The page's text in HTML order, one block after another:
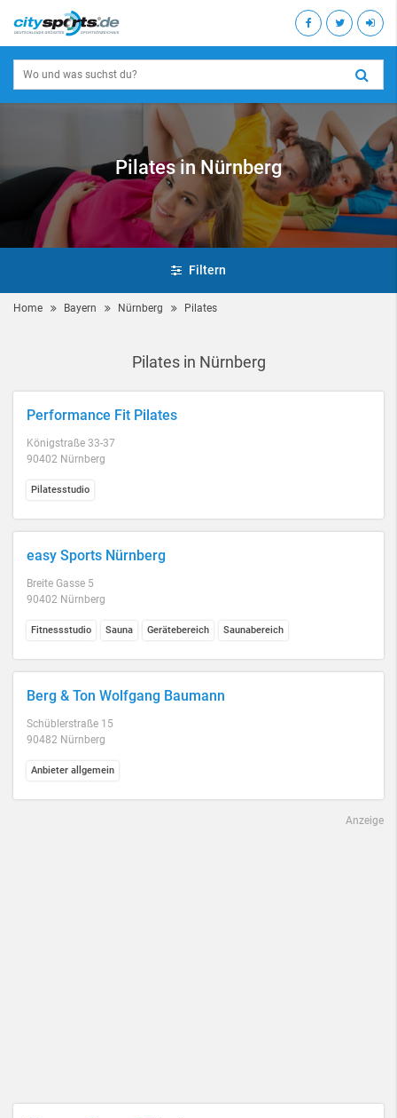
Pilates in Nürnberg
Filtern
Home Bayern Nürnberg Pilates
Pilates in Nürnberg
Performance Fit Pilates
Königstraße 33-37
90402 Nürnberg
Pilatesstudio
easy Sports Nürnberg
Breite Gasse 5
90402 Nürnberg
Fitnessstudio Sauna Gerätebereich Saunabereich
Berg & Ton Wolfgang Baumann
Schüblerstraße 15
90482 Nürnberg
Anbieter allgemein
Anzeige